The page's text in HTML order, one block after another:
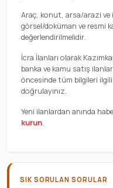
Araç, konut, arsa/arazi ve
görsel/doküman ve resmi
değerlendirilmelidir.
İcra İlanları olarak
banka ve kamu satış
öncesinde tüm bilgileri
doğrulayınız.
Yeni ilanlardan anında
kurun.
SIK SORULAN SORULAR